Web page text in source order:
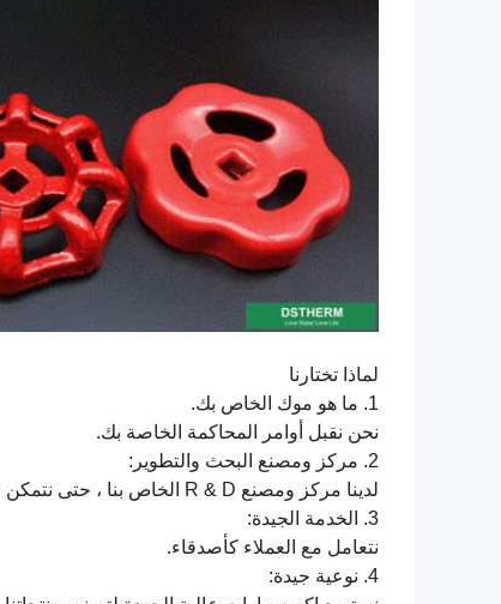
لماذا تختارنا
1. ما هو موك الخاص بك.
نحن نقبل أوامر المحاكمة الخاصة بك.
2. مركز ومصنع البحث والتطوير:
لدينا مركز ومصنع R & D الخاص بنا ، حتى نتمكن من تزويدك بمنتجات بأسعار تنافسية.
3. الخدمة الجيدة:
نتعامل مع العملاء كأصدقاء.
4. نوعية جيدة: